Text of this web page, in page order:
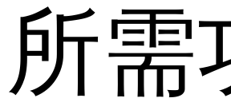
所需